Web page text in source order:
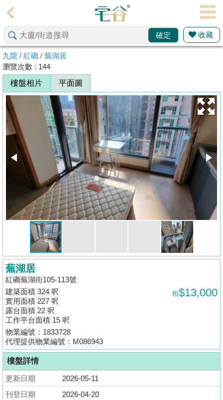
理
主
頁
搵
樓/
成
交
業
放
谷
按
地
產
博
客
地
產
新
聞
數
據
確定 收藏
九龍 / 紅磡 / 蕪湖居
瀏覽次數 : 144
樓盤相片
平面圖
蕪湖居
紅磡蕪湖街105-113號
建築面積 324 呎
實用面積 227 呎
露台面積 22 呎
工作平台面積 15 呎
租$13,000
物業編號：1833728
代理提供物業編號：M086943
樓盤詳情
更新日期
2026-05-11
刊登日期
2026-04-20